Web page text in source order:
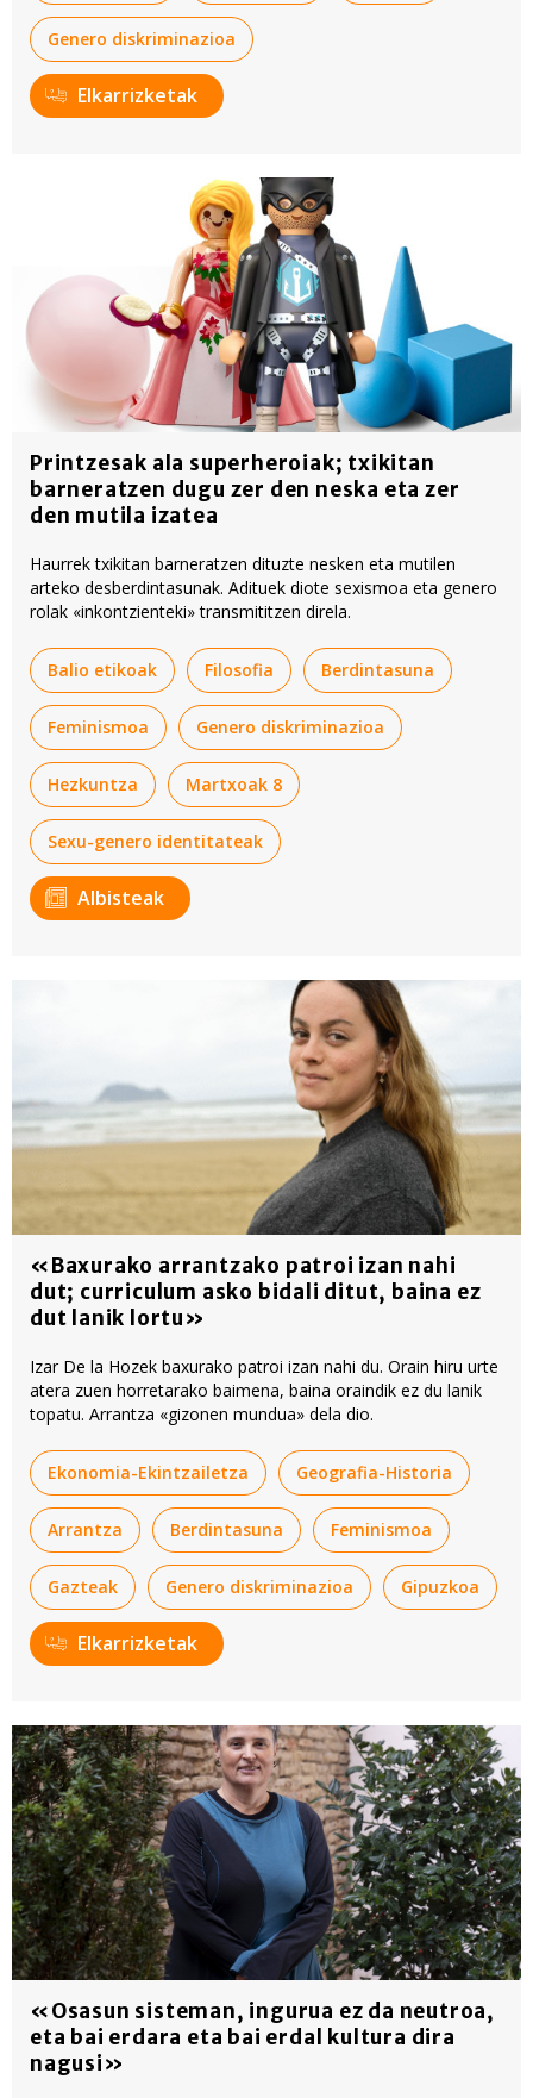
irakurri
Genero diskriminazioa
Elkarrizketak
Printzesak ala superheroiak; txikitan
barneratzen dugu zer den neska eta zer
den mutila izatea
Haurrek txikitan barneratzen dituzte nesken eta mutilen
arteko desberdintasunak. Adituek diote sexismoa eta genero
rolak «inkontzienteki» transmititzen direla.
Balio etikoak Filosofia Berdintasuna
Feminismoa Genero diskriminazioa
Hezkuntza Martxoak 8
Sexu-genero identitateak
Albisteak
«Baxurako arrantzako patroi izan nahi
dut; curriculum asko bidali ditut, baina ez
dut lanik lortu»
Izar De la Hozek baxurako patroi izan nahi du. Orain hiru urte
atera zuen horretarako baimena, baina oraindik ez du lanik
topatu. Arrantza «gizonen mundua» dela dio.
Ekonomia-Ekintzailetza Geografia-Historia
Arrantza Berdintasuna Feminismoa
Gazteak Genero diskriminazioa Gipuzkoa
Elkarrizketak
«Osasun sisteman, ingurua ez da neutroa,
eta bai erdara eta bai erdal kultura dira
nagusi»